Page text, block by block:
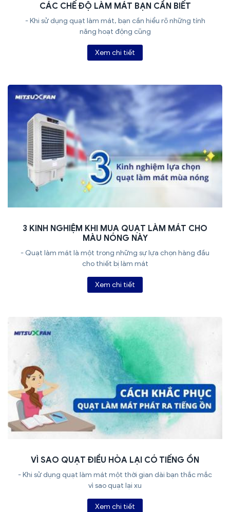
CÁC CHẾ ĐỘ LÀM MÁT BẠN CẦN BIẾT
- Khi sử dụng quạt làm mát, bạn cần hiểu rõ những tính
năng hoạt động cũng
Xem chi tiết
3 KINH NGHIỆM KHI MUA QUẠT LÀM MÁT CHO
MÀU NÓNG NÀY
- Quạt làm mát là một trong những sự lựa chọn hàng đầu
cho thiết bị làm mát
Xem chi tiết
VÌ SAO QUẠT ĐIỀU HÒA LẠI CÓ TIẾNG ỒN
- Khi sử dụng quạt làm mát một thời gian dài bạn thắc mắc
vì sao quạt lại xu
Xem chi tiết